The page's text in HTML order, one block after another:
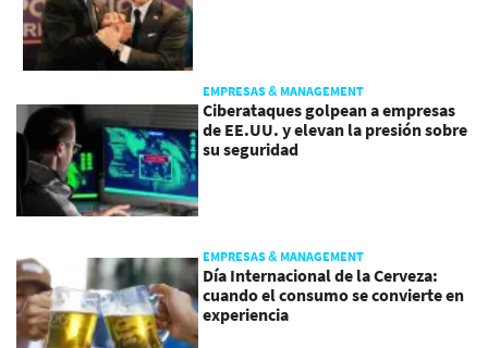
EMPRESAS & MANAGEMENT
Ciberataques golpean a empresas
de EE.UU. y elevan la presión sobre
su seguridad
EMPRESAS & MANAGEMENT
Día Internacional de la Cerveza:
cuando el consumo se convierte en
experiencia